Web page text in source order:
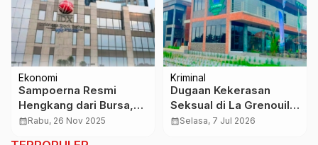
Ekonomi
Sampoerna Resmi
Hengkang dari Bursa,
Analis Sebut Arah Baru
calendar_monthRabu, 26 Nov 2025
Kriminal
Dugaan Kekerasan
Seksual di La Grenouille
Culinary Institute
calendar_monthSelasa, 7 Jul 2026